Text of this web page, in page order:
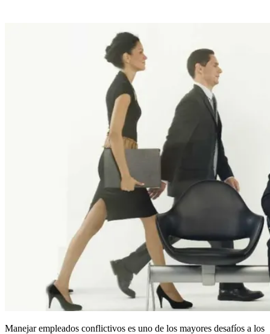
Manejar empleados conflictivos es uno de los mayores desafíos a los